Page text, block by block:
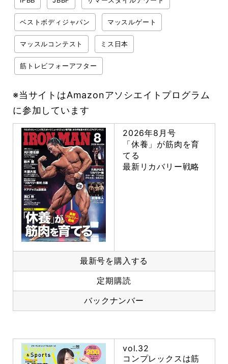
ベストボディジャパン マッスルゲート
マッスルコンテスト ミス日本
筋トレビフォーアフター
※当サイトはAmazonアソシエイトプログラム
に参加しています
2026年8月号
「休養」が筋肉を育
てる
最新リカバリー戦略
最新号を購入する
定期購読
バックナンバー
vol.32
コンプレックスは筋